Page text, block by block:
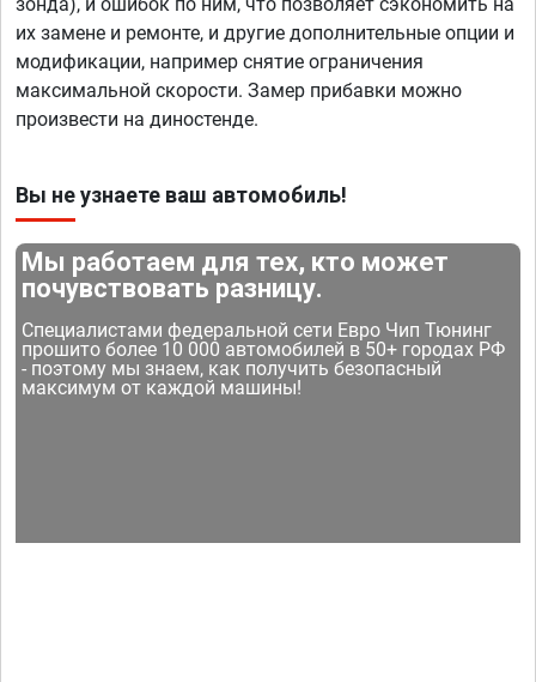
их замене и ремонте, и другие дополнительные опции и
модификации, например снятие ограничения
максимальной скорости. Замер прибавки можно
произвести на диностенде.
Вы не узнаете ваш автомобиль!
Мы работаем для тех, кто может
почувствовать разницу.
Специалистами федеральной сети Евро Чип Тюнинг
прошито более 10 000 автомобилей в 50+ городах РФ
- поэтому мы знаем, как получить безопасный
максимум от каждой машины!